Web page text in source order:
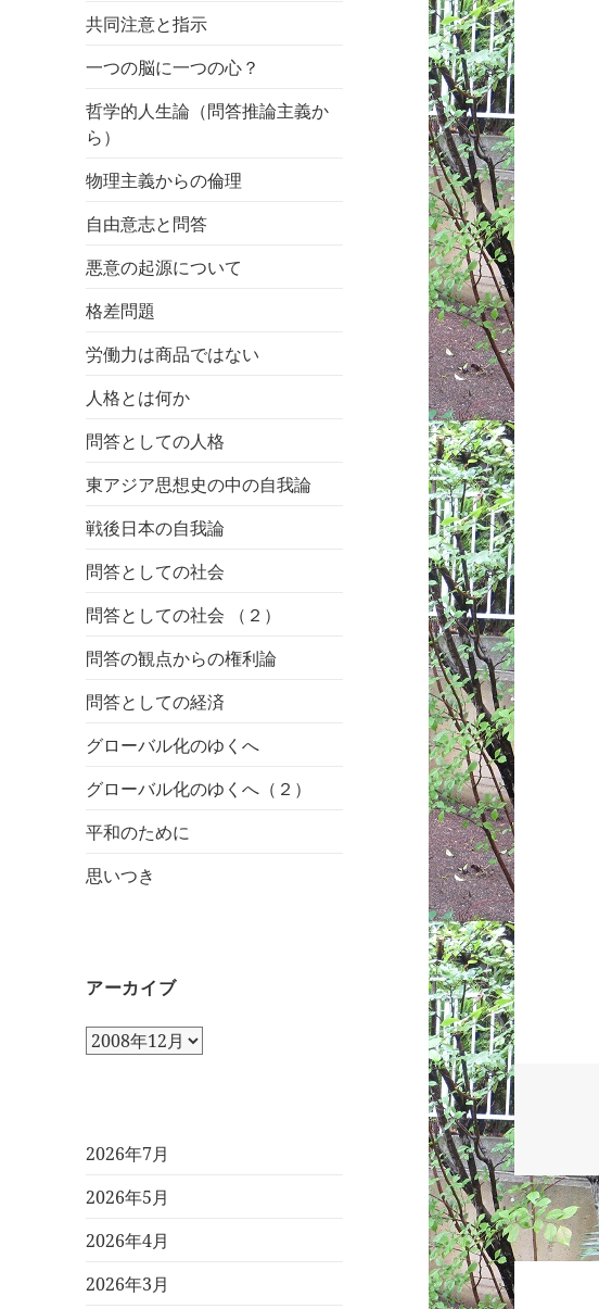
共同注意と指示
一つの脳に一つの心？
哲学的人生論（問答推論主義か
ら）
物理主義からの倫理
自由意志と問答
悪意の起源について
格差問題
労働力は商品ではない
人格とは何か
問答としての人格
東アジア思想史の中の自我論
戦後日本の自我論
問答としての社会
問答としての社会 （２）
問答の観点からの権利論
問答としての経済
グローバル化のゆくへ
グローバル化のゆくへ（２）
平和のために
思いつき
アーカイブ
ア
ブ
2026年7月
2026年5月
2026年4月
2026年3月